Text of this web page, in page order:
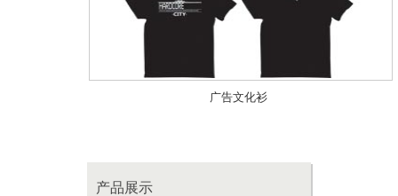
广告文化衫
产品展示